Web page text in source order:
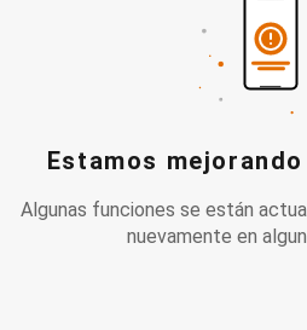
Estamos
Algunas funciones se están
nuevamente en